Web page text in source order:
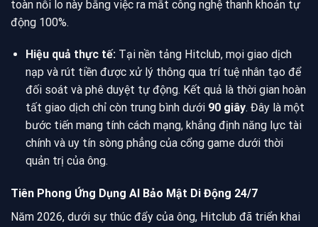
toàn nỗi lo này bằng việc ra mắt công nghệ thanh khoản tự
động 100%.
Hiệu quả thực tế:Tại nền tảng Hitclub, mọi giao dịch
nạp và rút tiền được xử lý thông qua trí tuệ nhân tạo để
đối soát và phê duyệt tự động. Kết quả là thời gian hoàn
tất giao dịch chỉ còn trung bình dưới 90 giây. Đây là một
bước tiến mang tính cách mạng, khẳng định năng lực tài
chính và uy tín sòng phẳng của cổng game dưới thời
quản trị của ông.
Tiên Phong Ứng Dụng AI Bảo Mật Di Động 24/7
Năm 2026, dưới sự thúc đẩy của ông, Hitclub đã triển khai